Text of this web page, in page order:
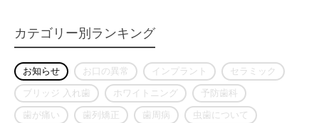
カテゴリー別ランキング
お知らせ お口の異常 インプラント セラミック
ブリッジ 入れ歯 ホワイトニング 予防歯科
歯が痛い 歯列矯正 歯周病 虫歯について